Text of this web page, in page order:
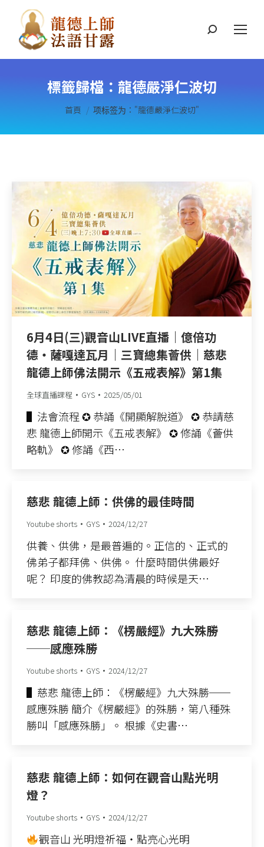
搜
標籤歸檔： 龍德嚴淨仁波切
您在這裡：
首頁 项标签为："龍德嚴淨仁波切"
6月4日(三)觀音山LIVE直播｜億倍功
德‧薩嘎達瓦月｜三寶總集薈供｜慈悲
龍德上師佛法開示《五戒表解》第1集
全球直播課程 GYS 2025/05/01
▌法會流程 ✪ 恭誦《開顯解脫道》 ✪ 恭請慈
悲 龍德上師開示《五戒表解》 ✪ 修誦《薈供
略軌》 ✪ 修誦《西…
慈悲 龍德上師：供佛的最佳時間
Youtube shorts GYS 2024/12/27
供養、供佛，是最普遍的。正信的、正式的
佛弟子都拜佛、供佛。 什麼時間供佛最好
呢？ 印度的佛教認為清晨的時候是天…
慈悲 龍德上師：《楞嚴經》九大殊勝
──感應殊勝
Youtube shorts GYS 2024/12/27
▌慈悲 龍德上師：《楞嚴經》九大殊勝──
感應殊勝 簡介《楞嚴經》的殊勝，第八種殊
勝叫「感應殊勝」。 根據《史書…
慈悲 龍德上師：如何在觀音山點光明
燈？
Youtube shorts GYS 2024/12/27
觀音山 光明燈祈福‧點亮心光明